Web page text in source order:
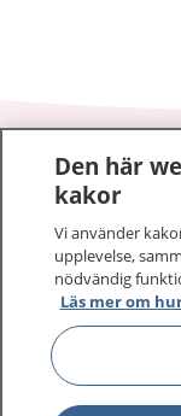
1177–
På 1177.se får
sjukdomar och
Logga in för att
vårdärenden.
1177 ger dig
Den här
kakor
Vi använder
upplevelse,
nödvändig
Läs mer om